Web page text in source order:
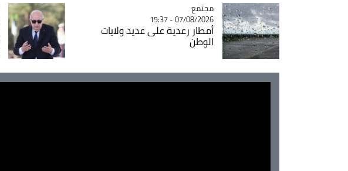
Catégorie
مجتمع
07/08/2026 - 15:37
أمطار رعدية على عديد ولايات
الوطن